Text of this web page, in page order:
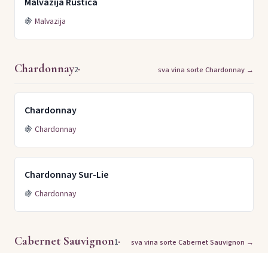
🍇 Malvazija
Chardonnay2· sva vina sorte Chardonnay →
Chardonnay
🍇 Chardonnay
Chardonnay Sur-Lie
🍇 Chardonnay
Cabernet Sauvignon1· sva vina sorte Cabernet Sauvignon →